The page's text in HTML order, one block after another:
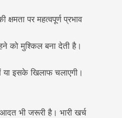
पर महत्वपूर्ण प्रभाव
को मुश्किल बना देती है।
या इसके खिलाफ चलाएगी।
भी जरूरी है। भारी खर्च